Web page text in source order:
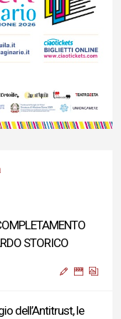
STORICO
dell’Antitrust, le